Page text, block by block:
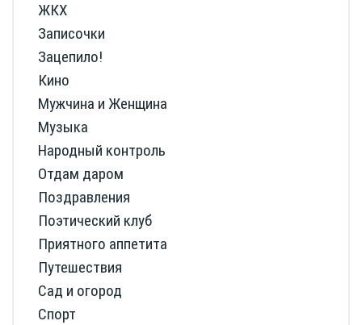
ЖКХ
Записочки
Зацепило!
Кино
Мужчина и Женщина
Музыка
Народный контроль
Отдам даром
Поздравления
Поэтический клуб
Приятного аппетита
Путешествия
Сад и огород
Спорт